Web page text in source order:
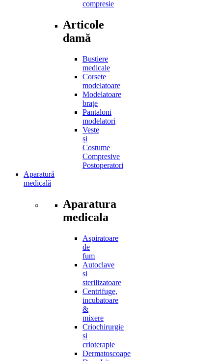
compresie
Articole
damă
Bustiere
medicale
Corsete
modelatoare
Modelatoare
brațe
Pantaloni
modelatori
Veste
și
Costume
Compresive
Postoperatori
Aparatură
medicală
Aparatura
medicala
Aspiratoare
de
fum
Autoclave
si
sterilizatoare
Centrifuge,
incubatoare
&
mixere
Criochirurgie
si
crioterapie
Dermatoscoape